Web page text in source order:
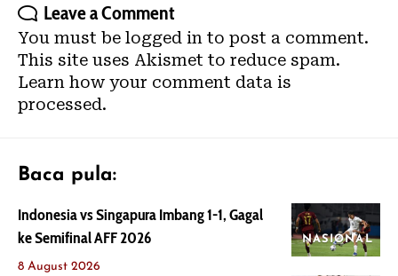
Leave a Comment
You must be logged in to post a comment.
This site uses Akismet to reduce spam.
Learn how your comment data is
processed.
Baca pula:
NASIONAL
Indonesia vs Singapura Imbang 1-1, Gagal
ke Semifinal AFF 2026
8 August 2026